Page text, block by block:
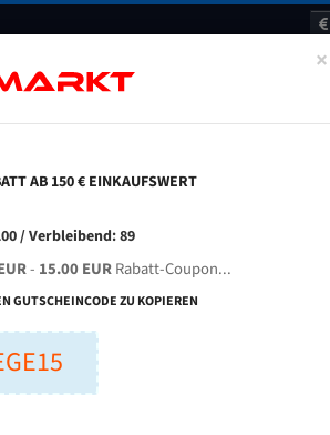
BLOG KONTAKT
(mm):
mm
×
AB 150 € EINKAUFSWERT
/ Verbleibend: 89
- 15.00 EURRabatt-Coupon...
GUTSCHEINCODE ZU KOPIEREN